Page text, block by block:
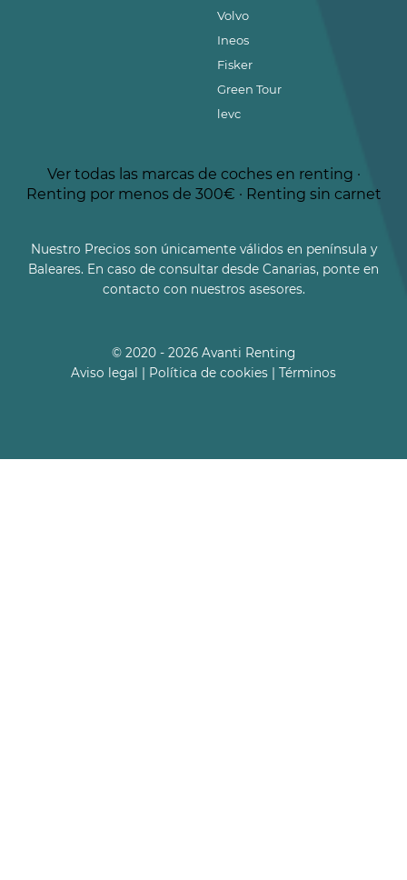
Volvo
Ineos
Fisker
Green Tour
levc
Ver todas las marcas de coches en renting ·
Renting por menos de 300€ · Renting sin carnet
Nuestro Precios son únicamente válidos en península y
Baleares. En caso de consultar desde Canarias, ponte en
contacto con nuestros asesores.
© 2020 - 2026 Avanti Renting
Aviso legal
Política de cookies Términos